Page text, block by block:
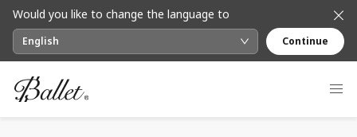
Would you like to change the language to
English Continue